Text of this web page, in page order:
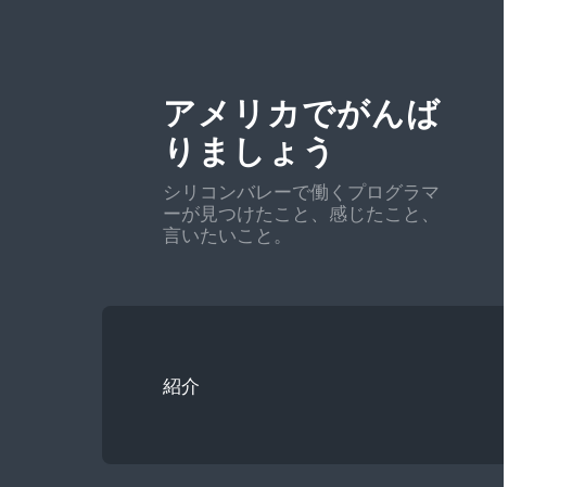
アメリカでがんば
りましょう
シリコンバレーで働くプログラマ
ーが見つけたこと、感じたこと、
言いたいこと。
紹介